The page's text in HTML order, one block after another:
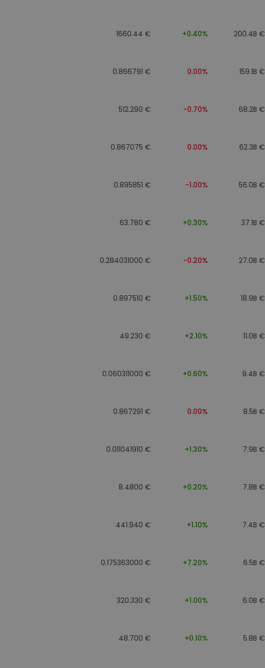
1660.44 € +0.40% 200.4B €
0.866791 € 0.00% 159.1B €
512.290 € -0.70% 68.2B €
0.867075 € 0.00% 62.3B €
0.895851 € -1.00% 56.0B €
63.780 € +0.30% 37.1B €
0.284031000 € -0.20% 27.0B €
0.897510 € +1.50% 18.9B €
49.230 € +2.10% 11.0B €
0.060311000 € +0.60% 9.4B €
0.867291 € 0.00% 8.5B €
0.011041910 € +1.30% 7.9B €
8.4800 € +0.20% 7.8B €
441.940 € +1.10% 7.4B €
0.175363000 € +7.20% 6.5B €
320.330 € +1.00% 6.0B €
48.700 € +0.10% 5.8B €